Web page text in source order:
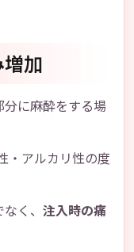
加
に麻酔をする場
・アルカリ性の度
く、 注入時の痛